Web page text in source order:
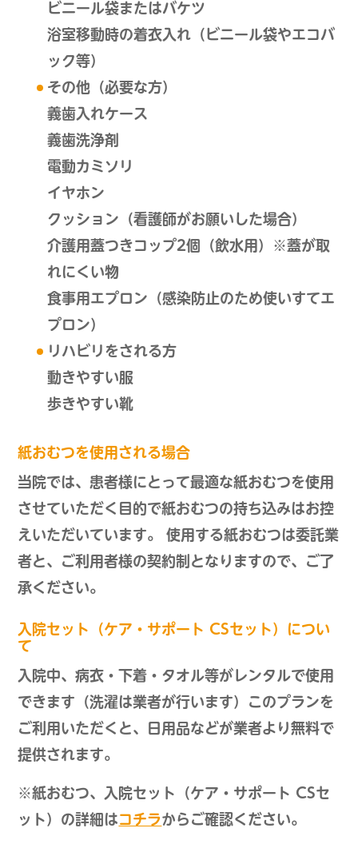
ビニール袋またはバケツ
浴室移動時の着衣入れ（ビニール袋やエコバ
ック等）
その他（必要な方）
義歯入れケース
義歯洗浄剤
電動カミソリ
イヤホン
クッション（看護師がお願いした場合）
介護用蓋つきコップ2個（飲水用）※蓋が取
れにくい物
食事用エプロン（感染防止のため使いすてエ
プロン）
リハビリをされる方
動きやすい服
歩きやすい靴
紙おむつを使用される場合
当院では、患者様にとって最適な紙おむつを使用
させていただく目的で紙おむつの持ち込みはお控
えいただいています。 使用する紙おむつは委託業
者と、ご利用者様の契約制となりますので、ご了
承ください。
入院セット（ケア・サポート CSセット）につい
て
入院中、病衣・下着・タオル等がレンタルで使用
できます（洗濯は業者が行います）このプランを
ご利用いただくと、日用品などが業者より無料で
提供されます。
※紙おむつ、入院セット（ケア・サポート CSセ
ット）の詳細はコチラからご確認ください。